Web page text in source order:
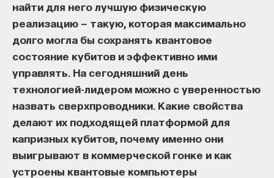
найти для него лучшую физическую
реализацию — такую, которая максимально
долго могла бы сохранять квантовое
состояние кубитов и эффективно ими
управлять. На сегодняшний день
технологией-лидером можно с уверенностью
назвать сверхпроводники. Какие свойства
делают их подходящей платформой для
капризных кубитов, почему именно они
выигрывают в коммерческой гонке и как
устроены квантовые компьютеры